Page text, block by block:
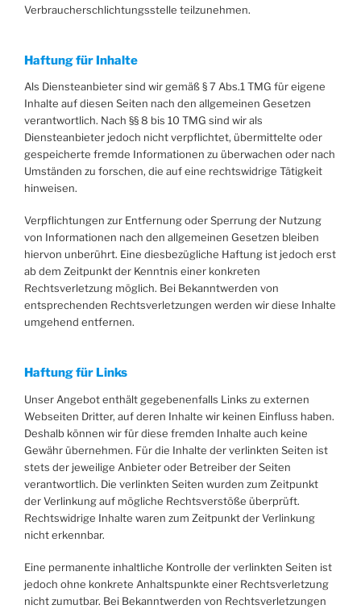
Verbraucherschlichtungsstelle teilzunehmen.
Haftung für Inhalte
Als Diensteanbieter sind wir gemäß § 7 Abs.1 TMG für eigene
Inhalte auf diesen Seiten nach den allgemeinen Gesetzen
verantwortlich. Nach §§ 8 bis 10 TMG sind wir als
Diensteanbieter jedoch nicht verpflichtet, übermittelte oder
gespeicherte fremde Informationen zu überwachen oder nach
Umständen zu forschen, die auf eine rechtswidrige Tätigkeit
hinweisen.
Verpflichtungen zur Entfernung oder Sperrung der Nutzung
von Informationen nach den allgemeinen Gesetzen bleiben
hiervon unberührt. Eine diesbezügliche Haftung ist jedoch erst
ab dem Zeitpunkt der Kenntnis einer konkreten
Rechtsverletzung möglich. Bei Bekanntwerden von
entsprechenden Rechtsverletzungen werden wir diese Inhalte
umgehend entfernen.
Haftung für Links
Unser Angebot enthält gegebenenfalls Links zu externen
Webseiten Dritter, auf deren Inhalte wir keinen Einfluss haben.
Deshalb können wir für diese fremden Inhalte auch keine
Gewähr übernehmen. Für die Inhalte der verlinkten Seiten ist
stets der jeweilige Anbieter oder Betreiber der Seiten
verantwortlich. Die verlinkten Seiten wurden zum Zeitpunkt
der Verlinkung auf mögliche Rechtsverstöße überprüft.
Rechtswidrige Inhalte waren zum Zeitpunkt der Verlinkung
nicht erkennbar.
Eine permanente inhaltliche Kontrolle der verlinkten Seiten ist
jedoch ohne konkrete Anhaltspunkte einer Rechtsverletzung
nicht zumutbar. Bei Bekanntwerden von Rechtsverletzungen